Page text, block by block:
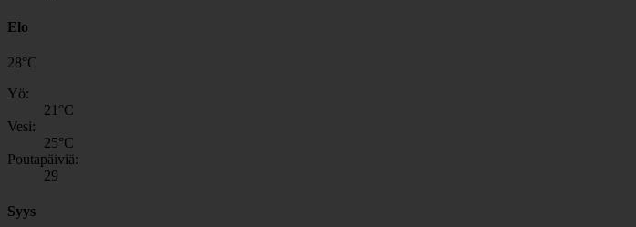
Elo
28°C
Yö:
21 °C
Vesi:
25°C
Poutapäiviä:
29
Syys